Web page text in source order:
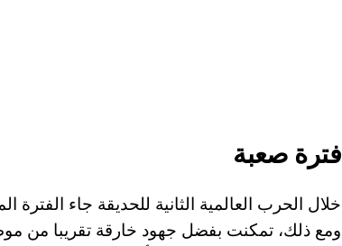
فترة صعبة
خلال الحرب العالمية الثانية للحديقة جاء الفترة